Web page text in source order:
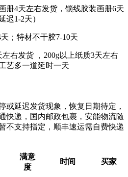
册4天左右发货，锁线胶装画册6天
迟1-2天）
；特材不干胶7-10天
右发货 ，200g以上纸质3天左右
艺多一道延时一天
或延迟发货现象，恢复日期待定，
快递，国内邮政包裹，安能物流随
不支持指定，顺丰速运需自费快递
满意
度
时间 买家